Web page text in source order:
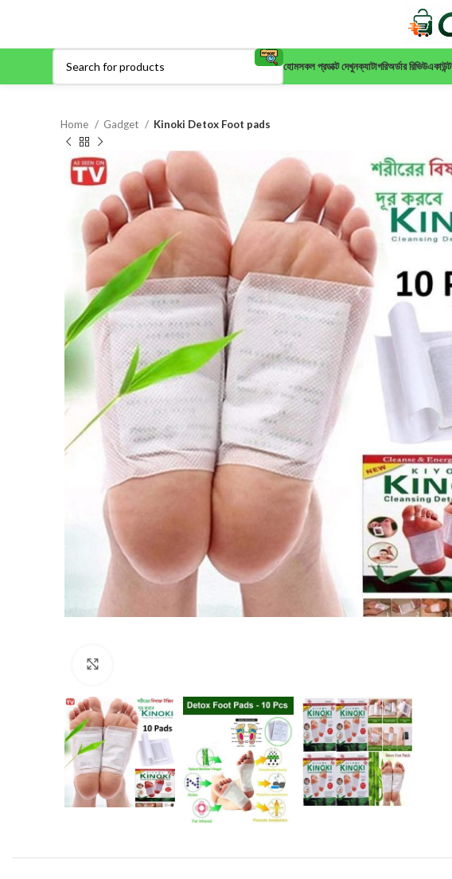
হোমসকল প্রডাক্ট দেখুনক্যাটাগরিঅর্ডার রিভিউএকাউন্ট
Home Gadget Kinoki Detox Foot pads